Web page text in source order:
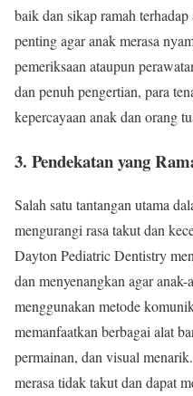
baik dan sikap ramah
penting agar anak merasa
pemeriksaan ataupun
dan penuh pengertian, para
kepercayaan anak dan orang
3. Pendekatan yang
Salah satu tantangan utama
mengurangi rasa takut dan
Dayton Pediatric Dentistry
dan menyenangkan agar
menggunakan metode
memanfaatkan berbagai alat
permainan, dan visual
merasa tidak takut dan dapat